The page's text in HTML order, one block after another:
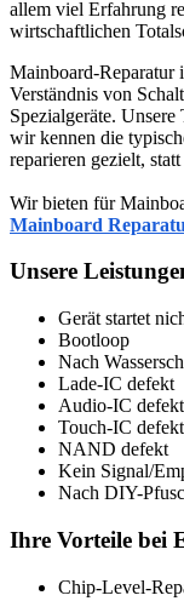
allem viel Erfahrung
wirtschaftlichen
Mainboard-Reparatur
Verständnis von
Spezialgeräte.
wir kennen die
reparieren gezielt,
Wir bieten für
Mainboard
Unsere
Gerät startet
Bootloop
Nach
Lade-IC defekt
Audio-IC defekt
Touch-IC defekt
NAND defekt
Kein Signal/
Nach DIY-
Ihre Vorteile bei
Chip-Level-